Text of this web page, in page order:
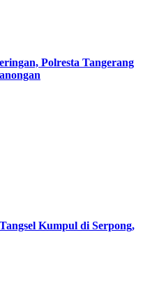
Polresta Tangerang
Kumpul di Serpong,